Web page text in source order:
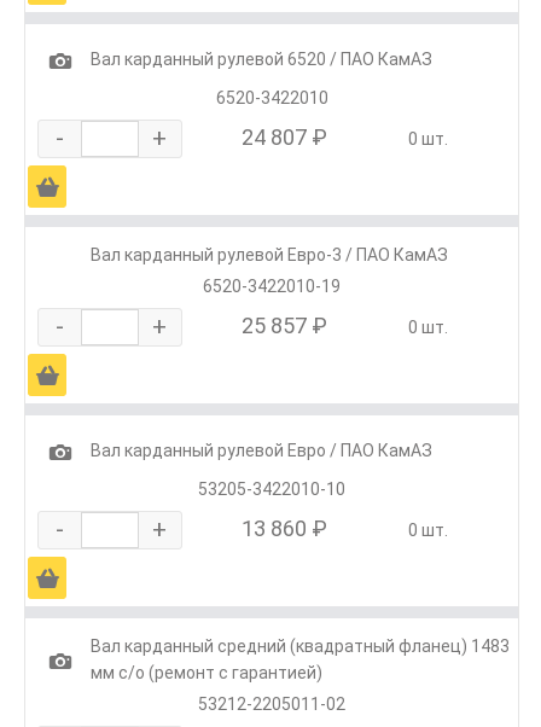
1
Вал карданный рулевой 6520 / ПАО КамАЗ
6520-3422010
- + 24 807 ₽ 0 шт.
Ä
Вал карданный рулевой Евро-3 / ПАО КамАЗ
6520-3422010-19
- + 25 857 ₽ 0 шт.
Ä
1
Вал карданный рулевой Евро / ПАО КамАЗ
53205-3422010-10
- + 13 860 ₽ 0 шт.
Ä
1
Вал карданный средний (квадратный фланец) 1483
мм с/о (ремонт с гарантией)
53212-2205011-02